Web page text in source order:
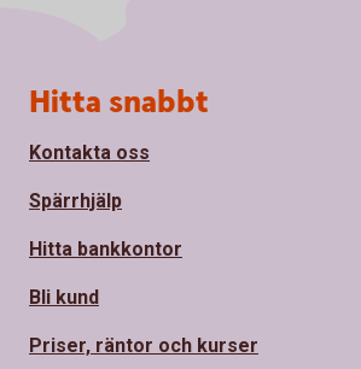
Sidfot
Hitta snabbt
Kontakta oss
Spärrhjälp
Hitta bankkontor
Bli kund
Priser, räntor och kurser